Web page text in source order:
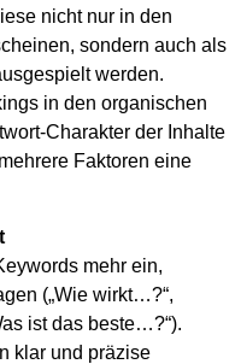
nicht nur in den
sondern auch als
werden.
in den organischen
Charakter der Inhalte
Faktoren eine
mehr ein,
(„Wie wirkt…?“,
ist das beste…?“).
klar und präzise